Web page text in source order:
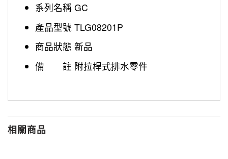
系列名稱 GC
產品型號 TLG08201P
商品狀態 新品
備 註 附拉桿式排水零件
相關商品